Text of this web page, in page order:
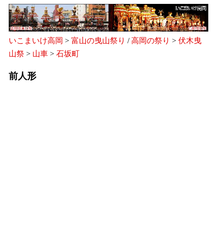
いこまいけ高岡 > 富山の曳山祭り /高岡の祭り > 伏木曳
山祭 > 山車 > 石坂町
前人形